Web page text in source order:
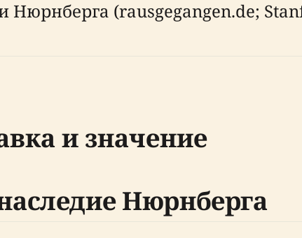
(rausgegangen.de;
и значение
Нюрнберга